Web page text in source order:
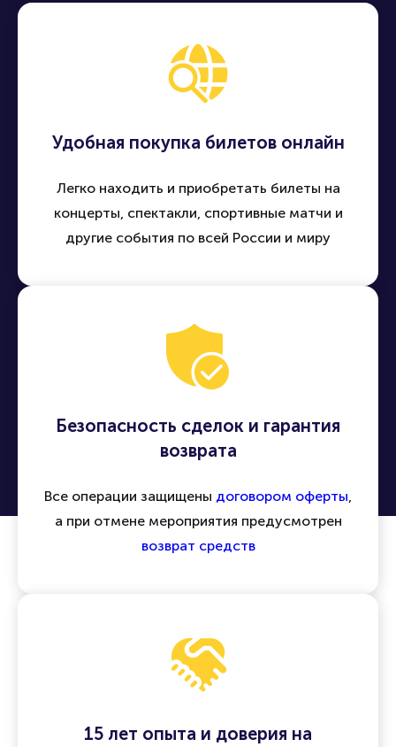
Удобная покупка билетов онлайн
Легко находить и приобретать билеты на
концерты, спектакли, спортивные матчи и
другие события по всей России и миру
Безопасность сделок и гарантия
возврата
Все операции защищены договором оферты,
а при отмене мероприятия предусмотрен
возврат средств
15 лет опыта и доверия на